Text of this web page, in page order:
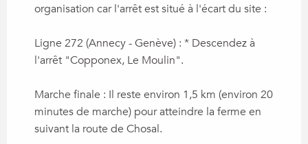
organisation car l'arrêt est situé à l'écart du site :
Ligne 272 (Annecy - Genève) : * Descendez à
l'arrêt "Copponex, Le Moulin".
Marche finale : Il reste environ 1,5 km (environ 20
minutes de marche) pour atteindre la ferme en
suivant la route de Chosal.